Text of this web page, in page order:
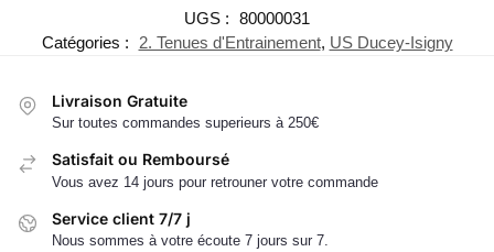
UGS : 80000031
Catégories :
2. Tenues d'Entrainement, US Ducey-Isigny
Livraison Gratuite
Sur toutes commandes superieurs à 250€
Satisfait ou Remboursé
Vous avez 14 jours pour retrouner votre commande
Service client 7/7 j
Nous sommes à votre écoute 7 jours sur 7.